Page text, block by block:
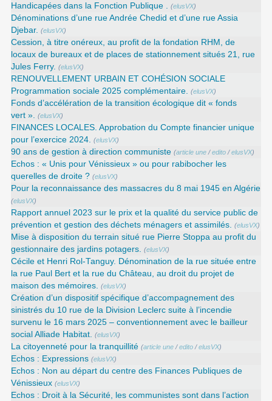
Handicapées dans la Fonction Publique . (elusVX)
Dénominations d’une rue Andrée Chedid et d’une rue Assia
Djebar. (elusVX)
Cession, à titre onéreux, au profit de la fondation RHM, de
locaux de bureaux et de places de stationnement situés 21, rue
Jules Ferry. (elusVX)
RENOUVELLEMENT URBAIN ET COHÉSION SOCIALE
Programmation sociale 2025 complémentaire. (elusVX)
Fonds d’accélération de la transition écologique dit « fonds
vert ». (elusVX)
FINANCES LOCALES. Approbation du Compte financier unique
pour l’exercice 2024. (elusVX)
90 ans de gestion à direction communiste (article une /edito /elusVX)
Echos : « Unis pour Vénissieux » ou pour rabibocher les
querelles de droite ? (elusVX)
Pour la reconnaissance des massacres du 8 mai 1945 en Algérie
(elusVX)
Rapport annuel 2023 sur le prix et la qualité du service public de
prévention et gestion des déchets ménagers et assimilés. (elusVX)
Mise à disposition du terrain situé rue Pierre Stoppa au profit du
gestionnaire des jardins potagers. (elusVX)
Cécile et Henri Rol-Tanguy. Dénomination de la rue située entre
la rue Paul Bert et la rue du Château, au droit du projet de
maison des mémoires. (elusVX)
Création d’un dispositif spécifique d’accompagnement des
sinistrés du 10 rue de la Division Leclerc suite à l’incendie
survenu le 16 mars 2025 – conventionnement avec le bailleur
social Alliade Habitat. (elusVX)
La citoyenneté pour la tranquillité (article une /edito /elusVX)
Echos : Expressions (elusVX)
Echos : Non au départ du centre des Finances Publiques de
Vénissieux (elusVX)
Echos : Droit à la Sécurité, les communistes sont dans l’action